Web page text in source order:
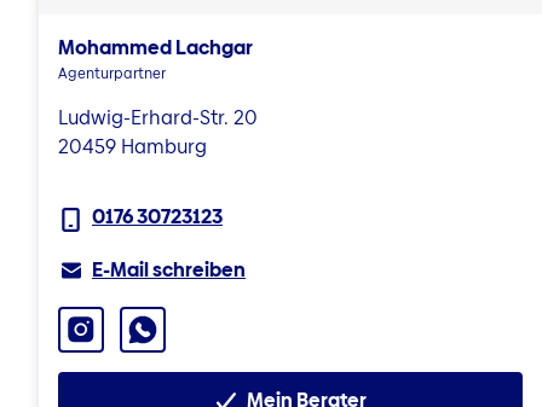
Mohammed Lachgar
Agenturpartner
Ludwig-Erhard-Str. 20
20459 Hamburg
0176 30723123
E-Mail schreiben
InstagramWhatsApp
Mein Berater